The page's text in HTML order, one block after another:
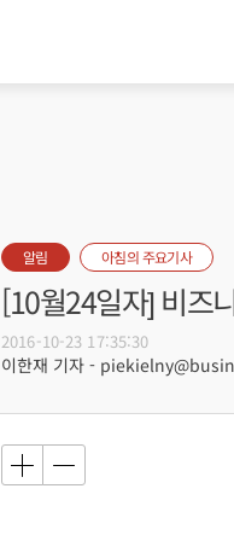
알림 아침의 주요기사
[10월24일자] 비즈
2016-10-23 17:35:30
이한재 기자 -